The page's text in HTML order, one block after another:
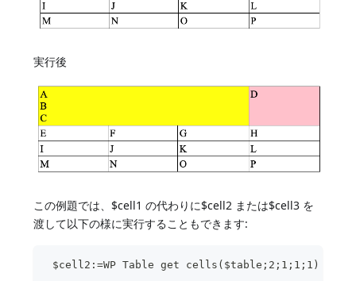
実行後
この例題では、$cell1 の代わりに$cell2 または$cell3 を
渡して以下の様に実行することもできます:
$cell2:=WP Table get cells($table;2;1;1;1)